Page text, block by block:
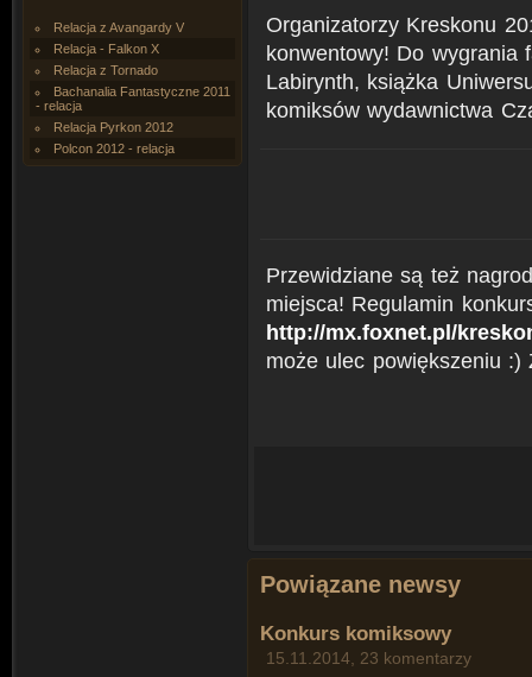
Relacja z Avangardy V
Relacja - Falkon X
Relacja z Tornado
Bachanalia Fantastyczne 2011
- relacja
Relacja Pyrkon 2012
Polcon 2012 - relacja
Organizatorzy Kreskonu
konwentowy! Do wygrania
Labirynth, książka
komiksów wydawnictwa
Przewidziane są też
miejsca! Regulamin
http://mx.foxnet.pl/
może ulec powiększeniu :)
Powiązane newsy
Konkurs komiksowy
15.11.2014, 23 komentarzy